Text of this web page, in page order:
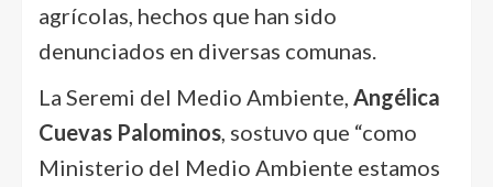
agrícolas, hechos que han sido
denunciados en diversas comunas.
La Seremi del Medio Ambiente, Angélica
Cuevas Palominos, sostuvo que “como
Ministerio del Medio Ambiente estamos